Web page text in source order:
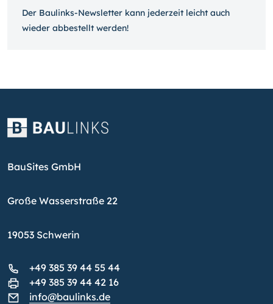
Der Baulinks-Newsletter kann jeder­zeit leicht auch
wieder ab­bestellt werden!
BauSites GmbH
Große Wasserstraße 22
19053 Schwerin
+49 385 39 44 55 44
+49 385 39 44 42 16
info@baulinks.de